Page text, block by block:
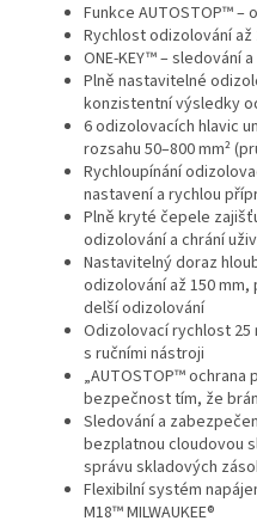
Funkce AUTOSTOP™ –
Rychlost odizolování až
ONE-KEY™ – sledování
Plně nastavitelné
konzistentní výsledky
6 odizolovacích hlavic
rozsahu 50–800 mm²
Rychloupínání
nastavení a rychlou
Plně kryté čepele
odizolování a chrání
Nastavitelný doraz
odizolování až 150
delší odizolování
Odizolovací rychlost
s ručními nástroji
„AUTOSTOP™
bezpečnost tím, že
Sledování a
bezplatnou cloudovou
správu skladových
Flexibilní systém
M18™ MILWAUKEE®